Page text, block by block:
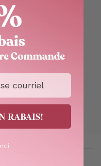
RABAIS!